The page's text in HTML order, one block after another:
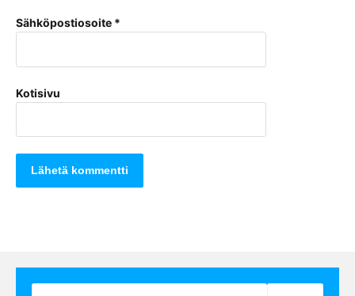
Sähköpostiosoite *
Kotisivu